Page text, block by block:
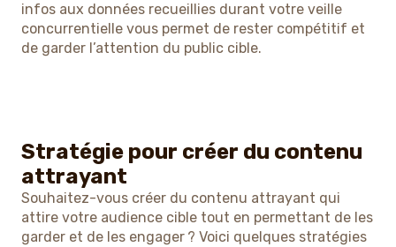
infos aux données recueillies durant votre veille
concurrentielle vous permet de rester compétitif et
de garder l’attention du public cible.
Stratégie pour créer du contenu
attrayant
Souhaitez-vous créer du contenu attrayant qui
attire votre audience cible tout en permettant de les
garder et de les engager ? Voici quelques stratégies